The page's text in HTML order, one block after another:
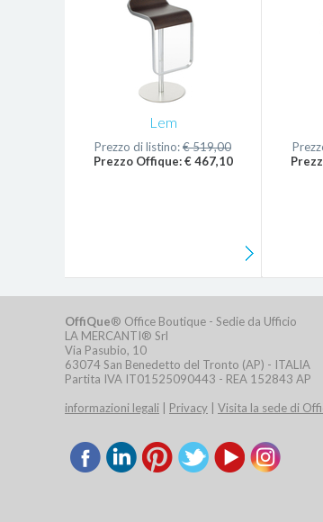
Lem
Prezzo di listino:€ 519,00
Prezzo Offique: € 467,10
OffiQue® Office Boutique - Sedie da Ufficio
LA MERCANTI® Srl
Via Pasubio, 10
63074 San Benedetto del Tronto (AP) - ITALIA
Partita IVA IT01525090443 - REA 152843 AP
informazioni legali
Privacy Visita la sede di